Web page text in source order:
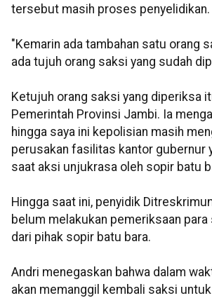
tersebut masih proses penyelidikan.
"Kemarin ada tambahan satu orang
ada tujuh orang saksi yang sudah
Ketujuh orang saksi yang diperiksa
Pemerintah Provinsi Jambi. Ia
hingga saya ini kepolisian masih
perusakan fasilitas kantor gubernur
saat aksi unjukrasa oleh sopir batu
Hingga saat ini, penyidik
belum melakukan pemeriksaan
dari pihak sopir batu bara.
Andri menegaskan bahwa dalam
akan memanggil kembali saksi